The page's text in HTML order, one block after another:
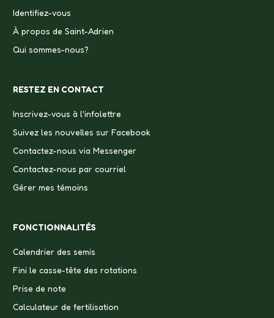
Identifiez-vous
À propos de Saint-Adrien
Qui sommes-nous?
RESTEZ EN CONTACT
Inscrivez-vous à l'infolettre
Suivez les nouvelles sur Facebook
Contactez-nous via Messenger
Contactez-nous par courriel
Gérer mes témoins
FONCTIONNALITÉS
Calendrier des semis
Fini le casse-tête des rotations
Prise de note
Calculateur de fertilisation